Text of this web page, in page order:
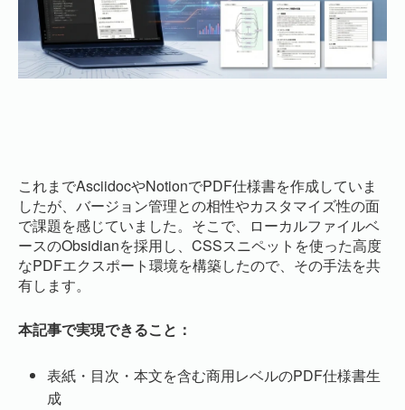
これまでAsciidocやNotionでPDF仕様書を作成していま
したが、バージョン管理との相性やカスタマイズ性の面
で課題を感じていました。そこで、ローカルファイルベ
ースのObsidianを採用し、CSSスニペットを使った高度
なPDFエクスポート環境を構築したので、その手法を共
有します。
本記事で実現できること：
表紙・目次・本文を含む商用レベルのPDF仕様書生
成